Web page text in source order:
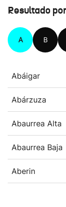
Resultado
A B
Abáigar
Abárzuza
Abaurrea Alta
Abaurrea Baja
Aberin